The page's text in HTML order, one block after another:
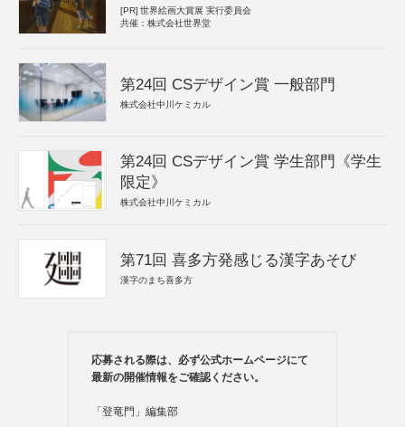
[PR] 世界絵画大賞展 実行委員会
共催：株式会社世界堂
第24回 CSデザイン賞 一般部門
株式会社中川ケミカル
第24回 CSデザイン賞 学生部門《学生
限定》
株式会社中川ケミカル
第71回 喜多方発感じる漢字あそび
漢字のまち喜多方
応募される際は、必ず公式ホームページにて
最新の開催情報をご確認ください。
「登竜門」編集部